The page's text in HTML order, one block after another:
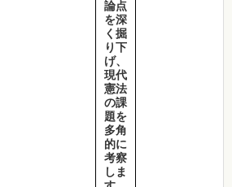
論点
を深
く掘
り下
げ、
現代
憲法
の課
題を
多角
的に
考察
しま